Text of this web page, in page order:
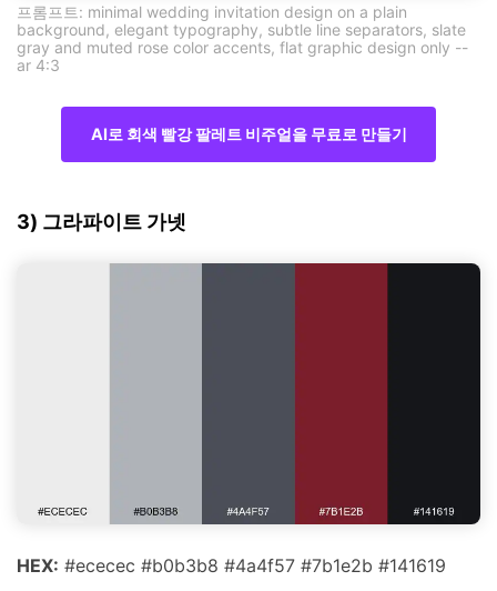
프롬프트: minimal wedding invitation design on a plain
background, elegant typography, subtle line separators, slate
gray and muted rose color accents, flat graphic design only --
ar 4:3
AI로 회색 빨강 팔레트 비주얼을 무료로 만들기
3) 그라파이트 가넷
HEX: #ececec #b0b3b8 #4a4f57 #7b1e2b #141619